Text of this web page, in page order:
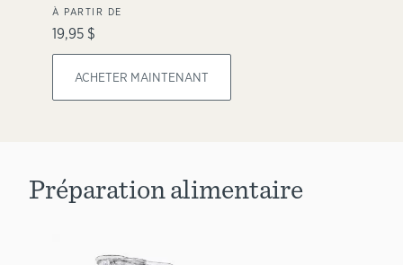
À PARTIR DE
19,95 $
ACHETER MAINTENANT
Préparation alimentaire